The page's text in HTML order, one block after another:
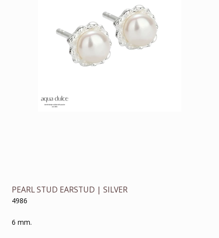
PEARL STUD EARSTUD | SILVER
4986
6 mm.